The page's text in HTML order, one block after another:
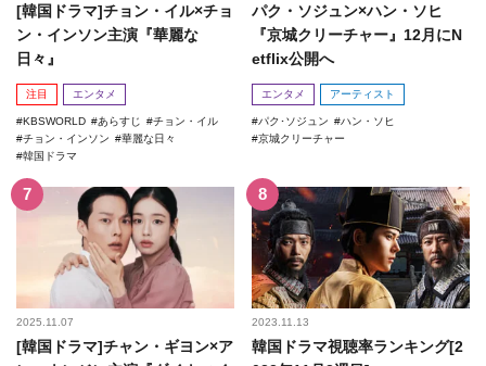
[韓国ドラマ]チョン・イル×チョ
ン・インソン主演『華麗な
日々』
注目 エンタメ
KBSWORLD あらすじ
チョン・イル
チョン・インソン
華麗な日々
韓国ドラマ
パク・ソジュン×ハン・ソヒ
『京城クリーチャー』12月にN
etflix公開へ
エンタメ アーティスト
パク･ソジュン
ハン・ソヒ
京城クリーチャー
2025.11.07
[韓国ドラマ]チャン・ギヨン×ア
2023.11.13
韓国ドラマ視聴率ランキング[2